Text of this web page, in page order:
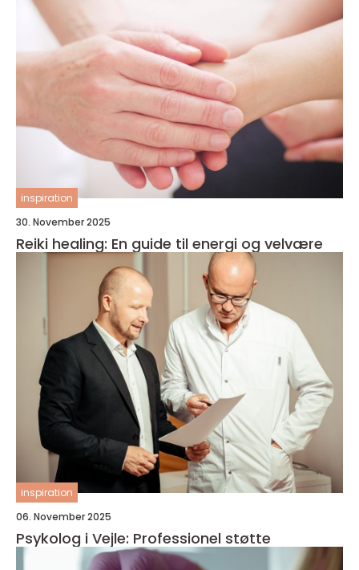
inspiration
30. November 2025
Reiki healing: En guide til energi og velvære
inspiration
06. November 2025
Psykolog i Vejle: Professionel støtte